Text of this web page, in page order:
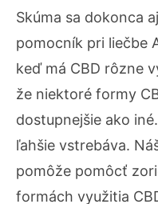
Skúma sa dokonca
pomocník pri liečbe
keď má CBD rôzne
že niektoré formy
dostupnejšie ako
ľahšie vstrebáva.
pomôže pomôcť
formách využitia